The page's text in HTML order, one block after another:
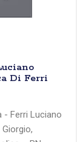
Di Ferri
- Ferri Luciano